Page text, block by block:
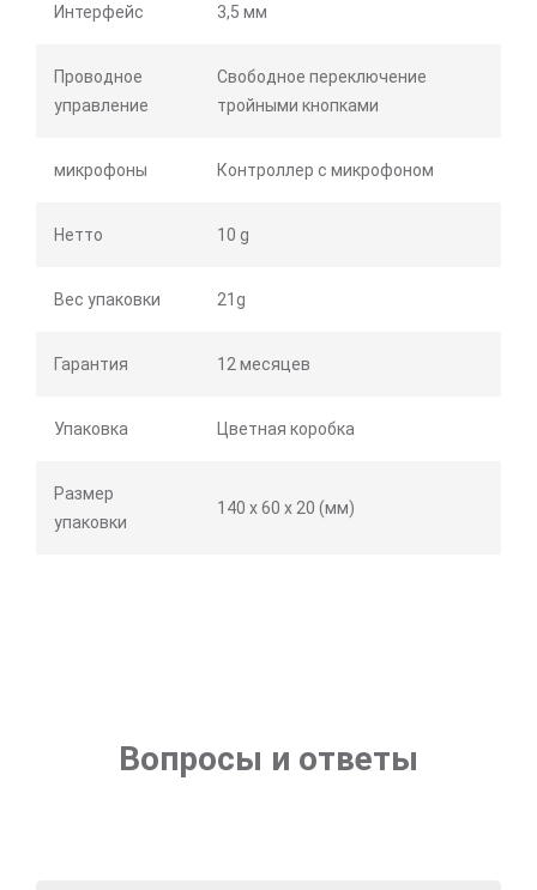
Интерфейс 3,5 мм
Проводное
управление
Свободное переключение
тройными кнопками
микрофоны Контроллер с микрофоном
Нетто 10 g
Вес упаковки 21g
Гарантия 12 месяцев
Упаковка Цветная коробка
Размер
упаковки
140 х 60 х 20 (мм)
Вопросы и ответы